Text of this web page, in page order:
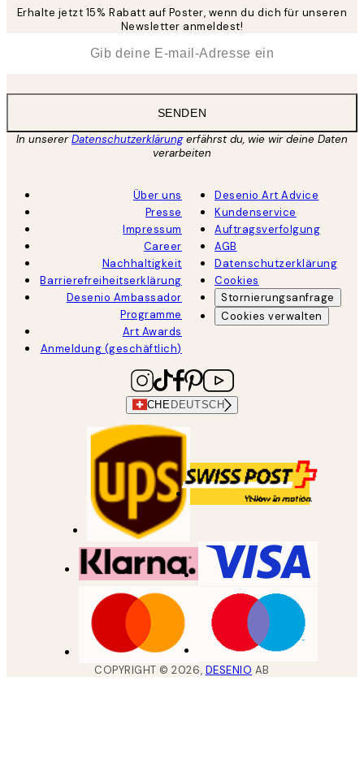
Erhalte jetzt 15% Rabatt auf Poster, wenn du dich für unseren
Newsletter anmeldest!
SENDEN
In unsererDatenschutzerklärungerfährst du, wie wir deine Daten
verarbeiten
Über uns
Presse
Impressum
Career
Nachhaltigkeit
Barrierefreiheitserklärung
Desenio Ambassador
Programme
Art Awards
Anmeldung (geschäftlich)
Desenio Art Advice
Kundenservice
Auftragsverfolgung
AGB
Datenschutzerklärung
Cookies
Stornierungsanfrage
Cookies verwalten
CHE DEUTSCH
COPYRIGHT ©2026, DESENIO AB